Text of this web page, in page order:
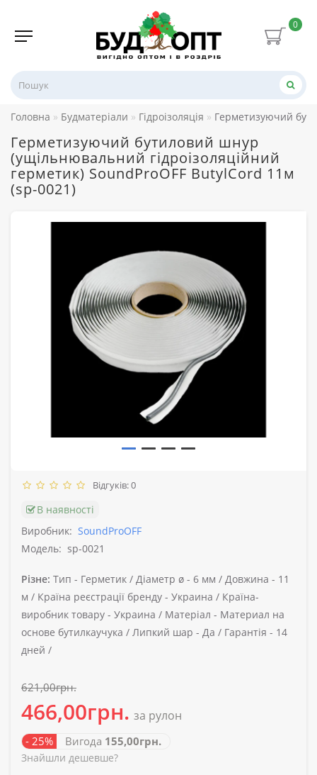
0
Головна Будматеріали Гідроізоляція Герметизуючий
Герметизуючий бутиловий шнур
(ущільнювальний гідроізоляційний
герметик) SoundProOFF ButylCord 11м
(sp-0021)
Відгуків: 0
В наявності
Виробник: SoundProOFF
Модель: sp-0021
Різне: Тип - Герметик / Діаметр ø - 6 мм / Довжина - 11
м / Країна реєстрації бренду - Украина / Країна-
виробник товару - Украина / Матеріал - Материал на
основе бутилкаучука / Липкий шар - Да / Гарантія - 14
дней /
621,00грн.
466,00грн. за рулон
- 25% Вигода 155,00грн.
Знайшли дешевше?